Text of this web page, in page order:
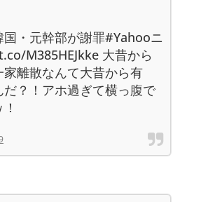
国・元幹部が謝罪#Yahooニ
M385HEJkke 大昔から
離散なんて大昔から有
だ？！アホ過ぎて横っ腹で